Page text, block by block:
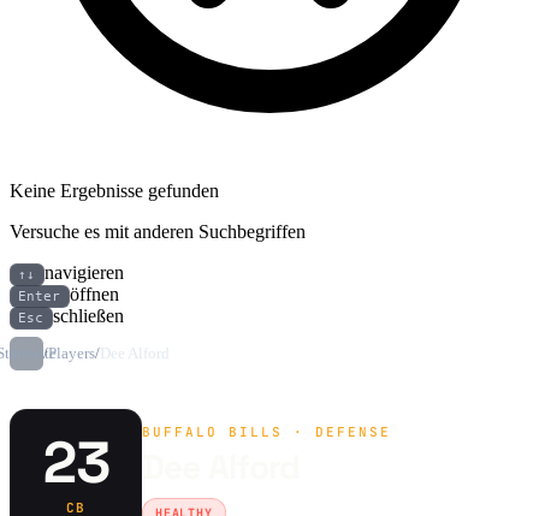
Keine Ergebnisse gefunden
Versuche es mit anderen Suchbegriffen
↑↓ navigieren
Enter öffnen
Esc schließen
/Players/Dee Alford
23
CB
BUFFALO BILLS · DEFENSE
HEALTHY